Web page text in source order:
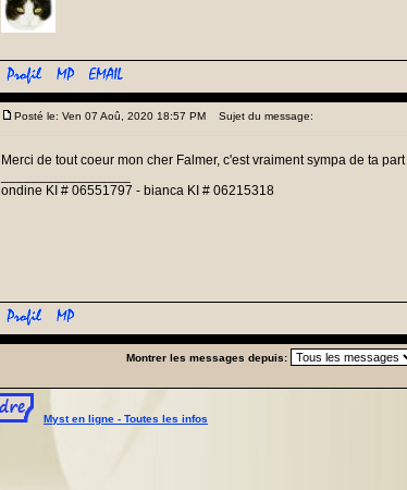
Posté le: Ven 07 Aoû, 2020 18:57 PM Sujet du message:
Merci de tout coeur mon cher Falmer, c'est vraiment sympa de ta part
ondine KI # 06551797 - bianca KI # 06215318
Montrer les messages depuis:
Myst en ligne - Toutes les infos